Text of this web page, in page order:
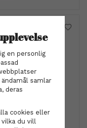
en personlig
samlar
deras
cookies eller
du vill